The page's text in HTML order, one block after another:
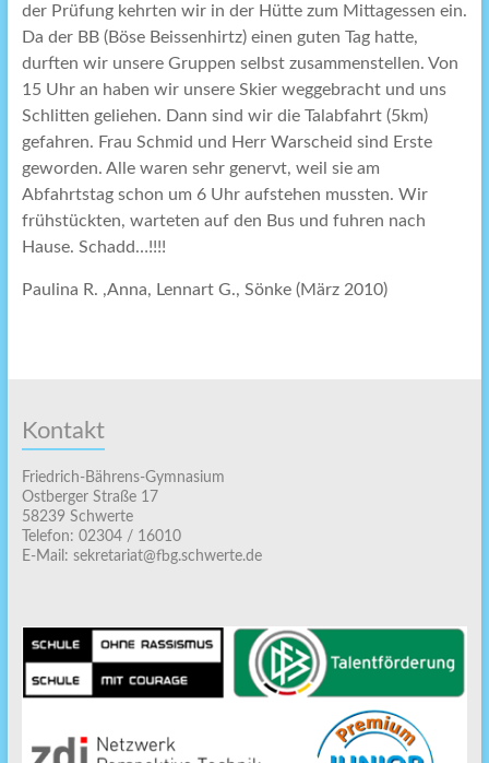
der Prüfung kehrten wir in der Hütte zum Mittagessen ein.
Da der BB (Böse Beissenhirtz) einen guten Tag hatte,
durften wir unsere Gruppen selbst zusammenstellen. Von
15 Uhr an haben wir unsere Skier weggebracht und uns
Schlitten geliehen. Dann sind wir die Talabfahrt (5km)
gefahren. Frau Schmid und Herr Warscheid sind Erste
geworden. Alle waren sehr genervt, weil sie am
Abfahrtstag schon um 6 Uhr aufstehen mussten. Wir
frühstückten, warteten auf den Bus und fuhren nach
Hause. Schadd…!!!!
Paulina R. ,Anna, Lennart G., Sönke (März 2010)
Kontakt
Friedrich-Bährens-Gymnasium
Ostberger Straße 17
58239 Schwerte
Telefon: 02304 / 16010
E-Mail: sekretariat@fbg.schwerte.de